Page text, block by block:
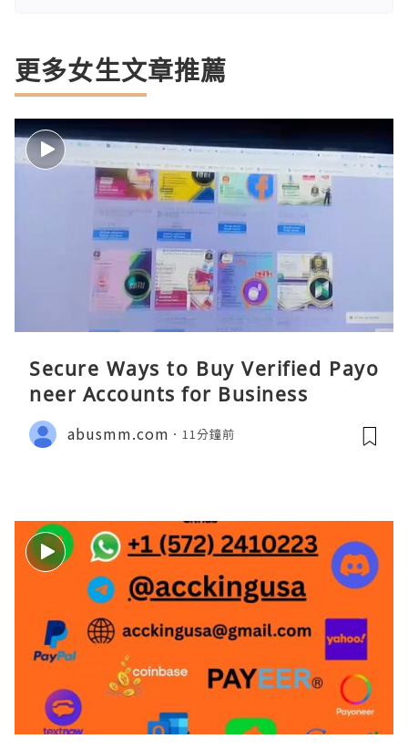
更多女生文章推薦
Secure Ways to Buy Verified Payo
neer Accounts for Business
abusmm.com 11分鐘前